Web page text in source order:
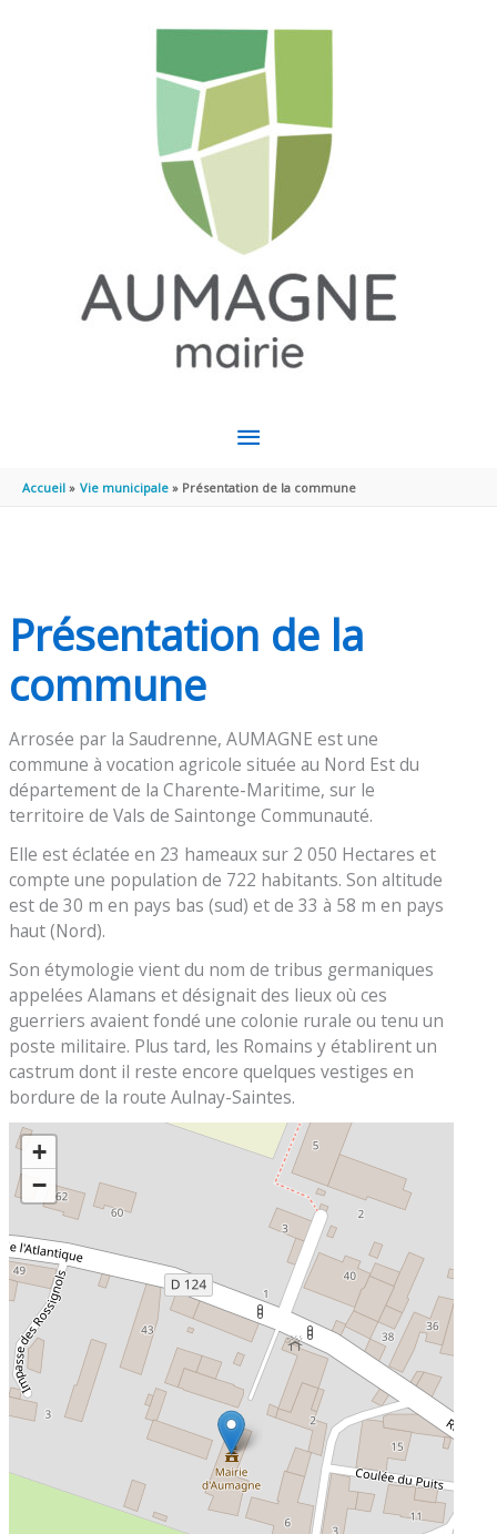
MENU
PRINCIPAL
Accueil Vie municipale Présentation de la commune
Présentation de la
commune
Arrosée par la Saudrenne, AUMAGNE est une
commune à vocation agricole située au Nord Est du
département de la Charente-Maritime, sur le
territoire de Vals de Saintonge Communauté.
Elle est éclatée en 23 hameaux sur 2 050 Hectares et
compte une population de 722 habitants. Son altitude
est de 30 m en pays bas (sud) et de 33 à 58 m en pays
haut (Nord).
Son étymologie vient du nom de tribus germaniques
appelées Alamans et désignait des lieux où ces
guerriers avaient fondé une colonie rurale ou tenu un
poste militaire. Plus tard, les Romains y établirent un
castrum dont il reste encore quelques vestiges en
bordure de la route Aulnay-Saintes.
+
−